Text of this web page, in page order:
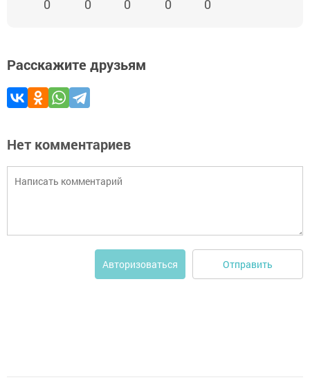
0 0 0 0 0
Расскажите друзьям
Нет комментариев
Авторизоваться Отправить